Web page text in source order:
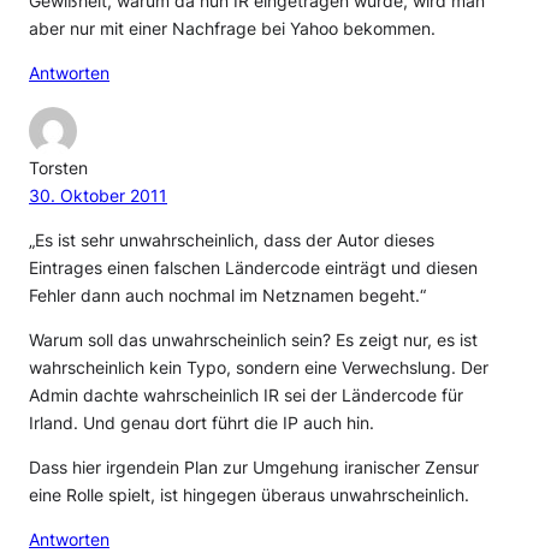
aber nur mit einer Nachfrage bei Yahoo bekommen.
Antworten
Torsten
30. Oktober 2011
„Es ist sehr unwahrscheinlich, dass der Autor dieses
Eintrages einen falschen Ländercode einträgt und diesen
Fehler dann auch nochmal im Netznamen begeht.“
Warum soll das unwahrscheinlich sein? Es zeigt nur, es ist
wahrscheinlich kein Typo, sondern eine Verwechslung. Der
Admin dachte wahrscheinlich IR sei der Ländercode für
Irland. Und genau dort führt die IP auch hin.
Dass hier irgendein Plan zur Umgehung iranischer Zensur
eine Rolle spielt, ist hingegen überaus unwahrscheinlich.
Antworten